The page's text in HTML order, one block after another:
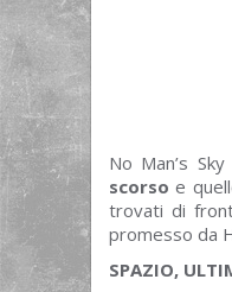
No Man’s
scorso e
trovati di
promesso da
SPAZIO,